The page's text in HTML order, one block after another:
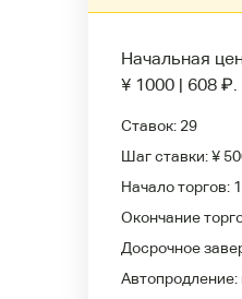
Начальная
¥ 1000 | 608 ₽.
Ставок: 29
Шаг ставки:¥
Начало торгов:
Окончание
Досрочное
Автопродление: